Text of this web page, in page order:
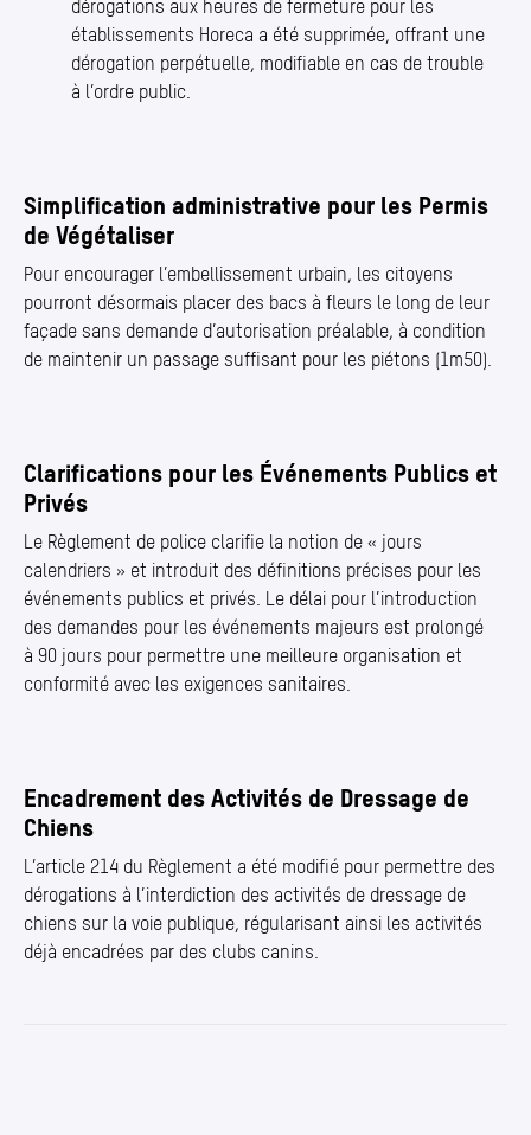
dérogations aux heures de fermeture pour les
établissements Horeca a été supprimée, offrant une
dérogation perpétuelle, modifiable en cas de trouble
à l’ordre public.
Simplification administrative pour les Permis
de Végétaliser
Pour encourager l’embellissement urbain, les citoyens
pourront désormais placer des bacs à fleurs le long de leur
façade sans demande d’autorisation préalable, à condition
de maintenir un passage suffisant pour les piétons (1m50).
Clarifications pour les Événements Publics et
Privés
Le Règlement de police clarifie la notion de « jours
calendriers » et introduit des définitions précises pour les
événements publics et privés. Le délai pour l’introduction
des demandes pour les événements majeurs est prolongé
à 90 jours pour permettre une meilleure organisation et
conformité avec les exigences sanitaires.
Encadrement des Activités de Dressage de
Chiens
L’article 214 du Règlement a été modifié pour permettre des
dérogations à l’interdiction des activités de dressage de
chiens sur la voie publique, régularisant ainsi les activités
déjà encadrées par des clubs canins.